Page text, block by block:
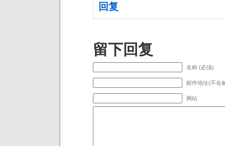
回复
留下回复
名称 (必须)
邮件地址(不会
网站